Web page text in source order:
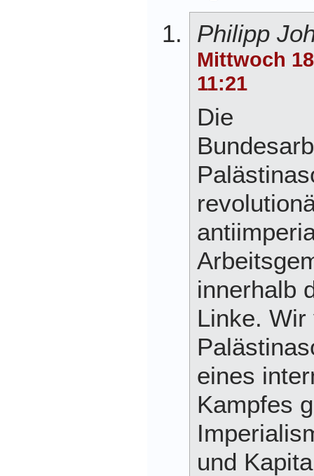
Philipp
Mittwoch
11:21
Die
innerhalb
Linke.
eines
Kampfes
und